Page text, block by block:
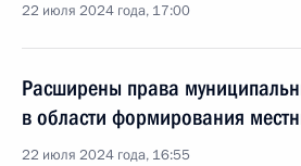
22 июля 2024 года, 17:00
Расширены права
в области формирования
22 июля 2024 года, 16:55